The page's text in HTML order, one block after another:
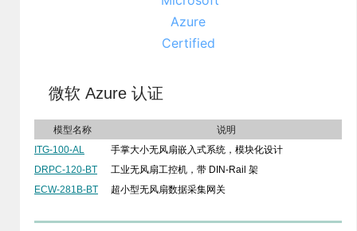
微软 Azure 认证
模型名称
说明
ITG-100-AL
手掌大小无风扇嵌入式系统，模块化设计
DRPC-120-BT
工业无风扇工控机，带 DIN-Rail 架
ECW-281B-BT
超小型无风扇数据采集网关